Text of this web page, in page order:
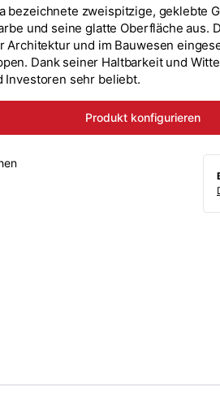
bezeichnete zweispitzige, geklebte
und seine glatte Oberfläche aus.
Architektur und im Bauwesen
Dank seiner Haltbarkeit und
Investoren sehr beliebt.
Produkt konfigurieren